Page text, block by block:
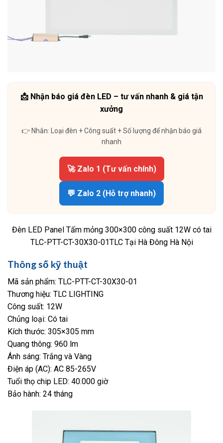
📩 Nhận báo giá đèn LED – tư vấn nhanh & giá tận
xưởng
👉 Nhắn: Loại đèn + Công suất + Số lượng để nhận báo giá
nhanh
🚀 Zalo 1 (Tư vấn chính)
💬 Zalo 2 (Hỗ trợ nhanh)
Đèn LED Panel Tấm mỏng 300×300 công suất 12W có tai
TLC-PTT-CT-30X30-01TLC Tại Hà Đông Hà Nội
Thông số kỹ thuật
Mã sản phẩm: TLC-PTT-CT-30X30-01
Thương hiệu: TLC LIGHTING
Công suất: 12W
Chủng loại: Có tai
Kích thước: 305×305 mm
Quang thông: 960 lm
Ánh sáng: Trắng và Vàng
Điện áp (AC): AC 85-265V
Tuổi thọ chip LED: 40.000 giờ
Bảo hành: 24 tháng